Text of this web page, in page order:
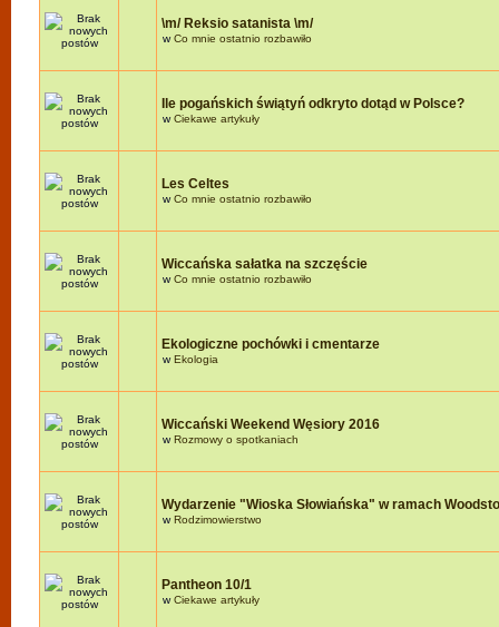
\m/ Reksio satanista \m/
wCo mnie ostatnio rozbawiło
Ile pogańskich świątyń odkryto dotąd w Polsce?
wCiekawe artykuły
Les Celtes
wCo mnie ostatnio rozbawiło
Wiccańska sałatka na szczęście
wCo mnie ostatnio rozbawiło
Ekologiczne pochówki i cmentarze
wEkologia
Wiccański Weekend Węsiory 2016
wRozmowy o spotkaniach
Wydarzenie "Wioska Słowiańska" w ramach
wRodzimowierstwo
Pantheon 10/1
wCiekawe artykuły